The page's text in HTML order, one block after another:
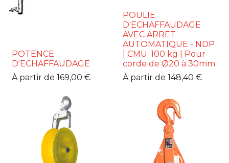
POTENCE
D'ECHAFFAUDAGE
À partir de 169,00 €
POULIE
D'ECHAFFAUDAGE
AVEC ARRET
AUTOMATIQUE - NDP
| CMU: 100 kg | Pour
corde de Ø20 à 30mm
À partir de 148,40 €